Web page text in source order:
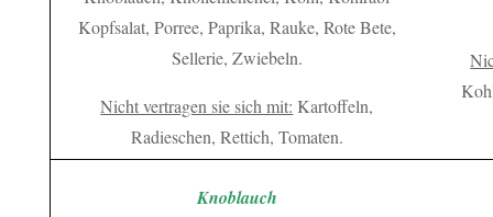
Kopfsalat, Porree, Paprika, Rauke, Rote Bete,
Sellerie, Zwiebeln.
Nicht vertragen sie sich mit: Kartoffeln,
Radieschen, Rettich, Tomaten.
Knoblauch